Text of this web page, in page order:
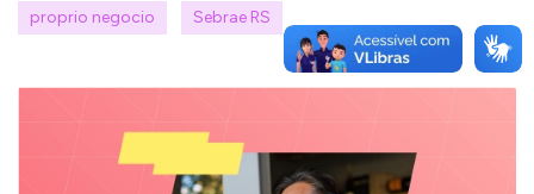
proprio negocio Sebrae RS